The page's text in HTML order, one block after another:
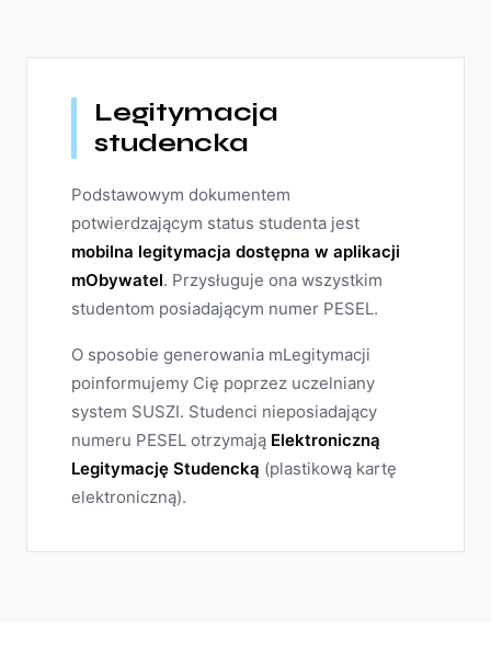
Legitymacja
studencka
Podstawowym dokumentem
potwierdzającym status studenta jest
mobilna legitymacja dostępna w aplikacji
mObywatel. Przysługuje ona wszystkim
studentom posiadającym numer PESEL.
O sposobie generowania mLegitymacji
poinformujemy Cię poprzez uczelniany
system SUSZI. Studenci nieposiadający
numeru PESEL otrzymają Elektroniczną
Legitymację Studencką (plastikową kartę
elektroniczną).